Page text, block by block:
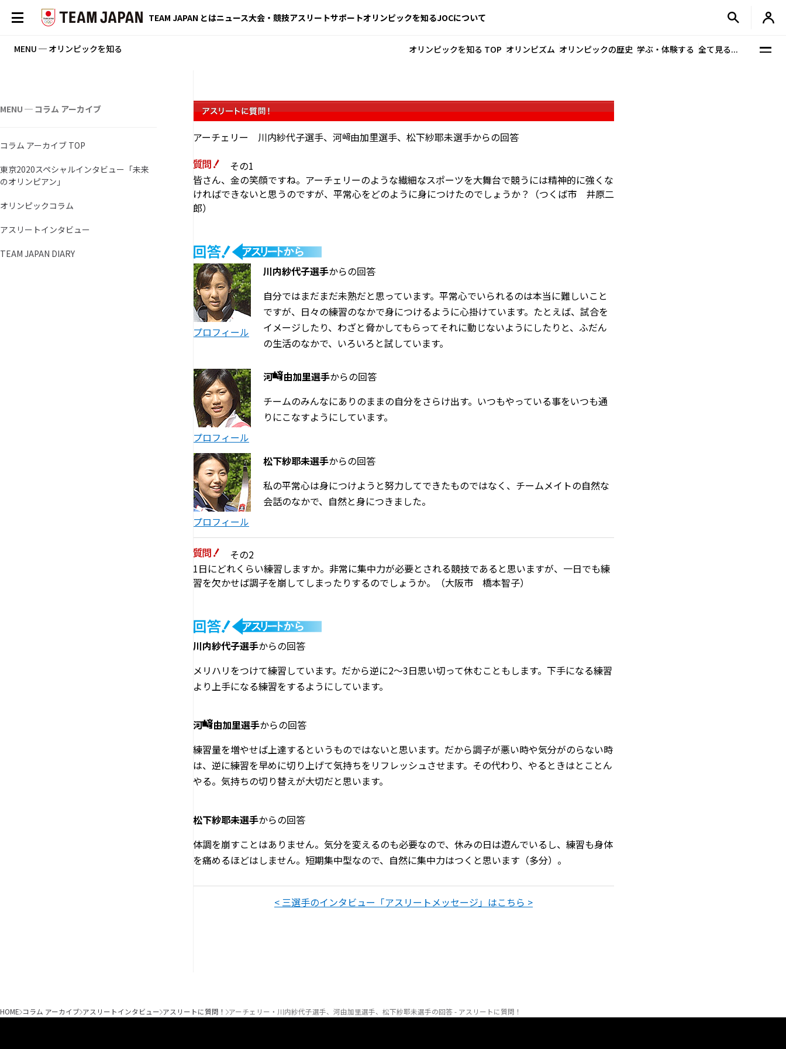
TEAM JAPAN とはニュース大会・競技アスリートサポートオリンピックを知るJOCについて
MENU ─ オリンピックを知る オリンピックを知る TOP オリンピズム オリンピックの歴史 学ぶ・体験する 全て見る...
MENU ─ コラム アーカイブ
コラム アーカイブ TOP
東京2020スペシャルインタビュー「未来
のオリンピアン」
オリンピックコラム
アスリートインタビュー
TEAM JAPAN DIARY
アーチェリー 川内紗代子選手、河 由加里選手、松下紗耶未選手からの回答
その1
皆さん、金の笑顔ですね。アーチェリーのような繊細なスポーツを大舞台で競うには精神的に強くな
ければできないと思うのですが、平常心をどのように身につけたのでしょうか？（つくば市 井原二
郎）
プロフィール
川内紗代子選手からの回答
自分ではまだまだ未熟だと思っています。平常心でいられるのは本当に難しいこと
ですが、日々の練習のなかで身につけるように心掛けています。たとえば、試合を
イメージしたり、わざと脅かしてもらってそれに動じないようにしたりと、ふだん
の生活のなかで、いろいろと試しています。
プロフィール
河 由加里選手からの回答
チームのみんなにありのままの自分をさらけ出す。いつもやっている事をいつも通
りにこなすようにしています。
プロフィール
松下紗耶未選手からの回答
私の平常心は身につけようと努力してできたものではなく、チームメイトの自然な
会話のなかで、自然と身につきました。
その2
1日にどれくらい練習しますか。非常に集中力が必要とされる競技であると思いますが、一日でも練
習を欠かせば調子を崩してしまったりするのでしょうか。（大阪市 橋本智子）
川内紗代子選手からの回答
メリハリをつけて練習しています。だから逆に2〜3日思い切って休むこともします。下手になる練習
より上手になる練習をするようにしています。
河 由加里選手からの回答
練習量を増やせば上達するというものではないと思います。だから調子が悪い時や気分がのらない時
は、逆に練習を早めに切り上げて気持ちをリフレッシュさせます。その代わり、やるときはとことん
やる。気持ちの切り替えが大切だと思います。
松下紗耶未選手からの回答
体調を崩すことはありません。気分を変えるのも必要なので、休みの日は遊んでいるし、練習も身体
を痛めるほどはしません。短期集中型なので、自然に集中力はつくと思います（多分）。
< 三選手のインタビュー「アスリートメッセージ」はこちら >
HOME コラム アーカイブ アスリートインタビュー アスリートに質問！ アーチェリー・川内紗代子選手、河由加里選手、松下紗耶未選手の回答 - アスリートに質問！